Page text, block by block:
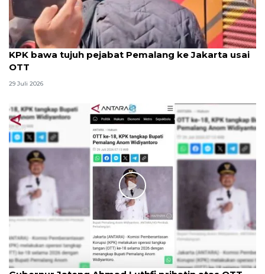
KPK bawa tujuh pejabat Pemalang ke Jakarta usai
OTT
29 Juli 2026